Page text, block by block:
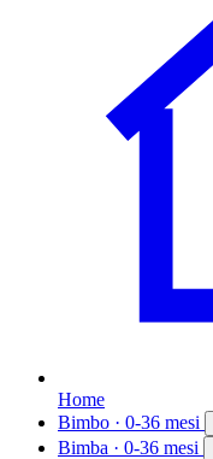
Home
Bimbo · 0-36 mesi
Bimba · 0-36 mesi